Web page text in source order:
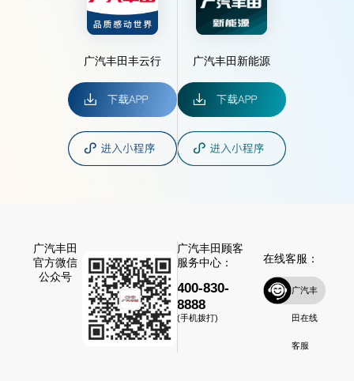
广汽丰田丰云行 广汽丰田新能源
广汽丰田
官方微信
公众号
广汽丰田顾客
服务中心：
400-830-
8888
(手机拨打)
在线客服：
广汽丰
田在线
客服